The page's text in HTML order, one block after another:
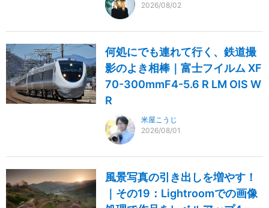
2026/08/02
何処にでも連れて行く、鉄道撮
影のよき相棒｜富士フイルム XF
70-300mmF4-5.6 R LM OIS W
R
米屋こうじ
2026/08/01
風景写真の引き出しを増やす！
｜その19：Lightroomでの画像